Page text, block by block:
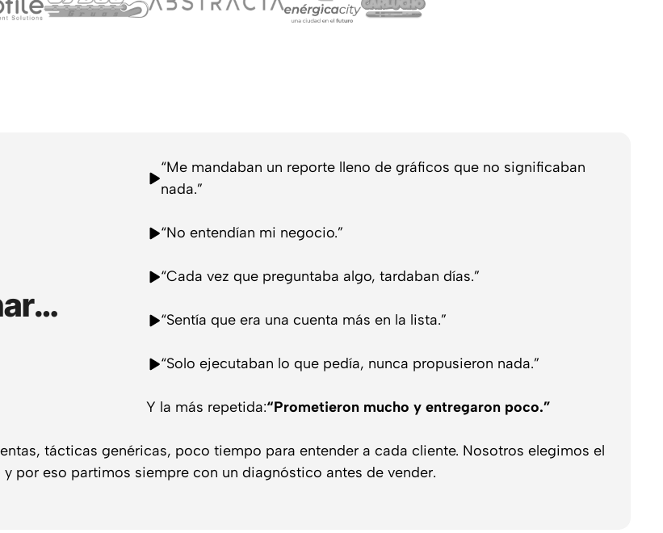
“Me mandaban un reporte lleno de gráficos que no significaban
nada.”
“No entendían mi negocio.”
“Cada vez que preguntaba algo, tardaban días.”
“Sentía que era una cuenta más en la lista.”
“Solo ejecutaban lo que pedía, nunca propusieron nada.”
Y la más repetida:“Prometieron mucho y entregaron poco.”
tácticas genéricas, poco tiempo para entender a cada cliente. Nosotros elegimos el
eso partimos siempre con un diagnóstico antes de vender.